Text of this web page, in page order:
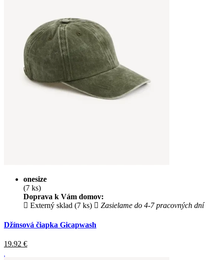
onesize
(7 ks)
Doprava k Vám domov:
Externý sklad (7 ks)
Zasielame do 4-7 pracovných dní
Džínsová čiapka Gicapwash
19.92 €